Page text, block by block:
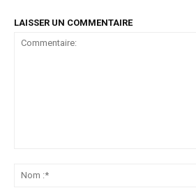
LAISSER UN COMMENTAIRE